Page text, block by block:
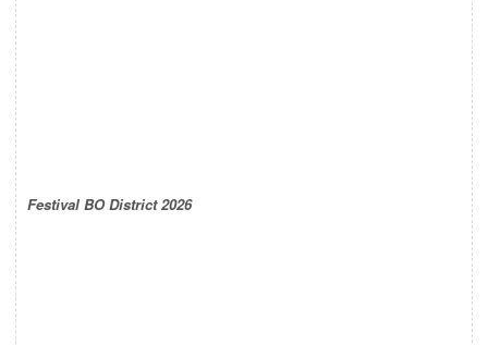
Festival BO District 2026